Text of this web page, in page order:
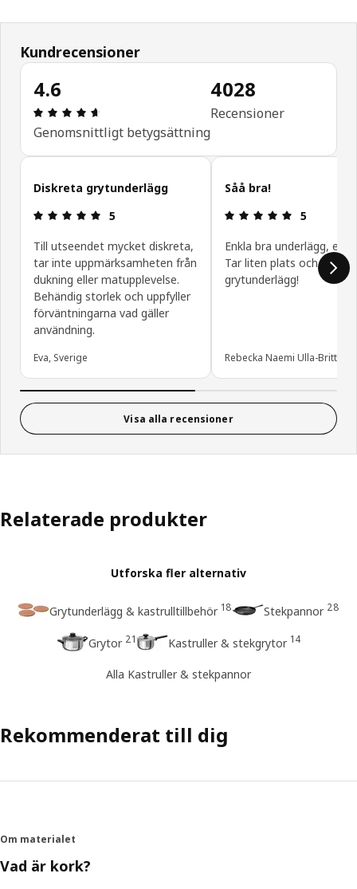
Kundrecensioner
4.6
Recension: 4.6 utav 5 stjärnor. Totalt antal
Genomsnittligt betygsättning
4028
Recensioner
Hoppa över
Diskreta grytunderlägg
Recension: 5 utav 5 stjärnor.
5
Till utseendet mycket diskreta,
tar inte uppmärksamheten från
dukning eller matupplevelse.
Behändig storlek och uppfyller
förväntningarna vad gäller
användning.
Eva, Sverige
Såå bra!
5
Enkla bra underlägg, en
Tar liten plats och är
grytunderlägg!
Rebecka Naemi Ulla-Britt,
Visa alla recensioner
Relaterade produkter
Utforska fler alternativ
Grytunderlägg & kastrulltillbehör 18 Stekpannor 28
Grytor 21 Kastruller & stekgrytor 14
Alla Kastruller & stekpannor
Rekommenderat till dig
Om materialet
Vad är kork?